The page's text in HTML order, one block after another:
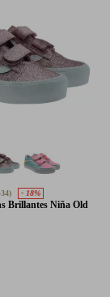
- 18%
Brillantes Niña Old